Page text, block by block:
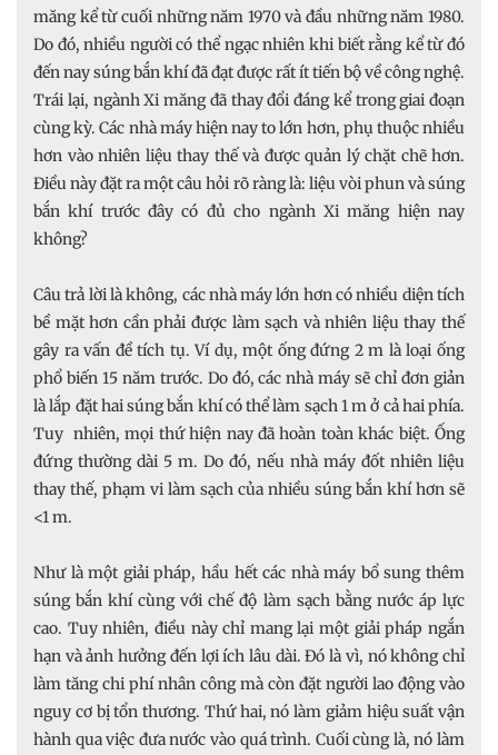
măng kể từ cuối những năm 1970 và đầu những năm 1980.
Do đó, nhiều người có thể ngạc nhiên khi biết rằng kể từ đó
đến nay súng bắn khí đã đạt được rất ít tiến bộ về công nghệ.
Trái lại, ngành Xi măng đã thay đổi đáng kể trong giai đoạn
cùng kỳ. Các nhà máy hiện nay to lớn hơn, phụ thuộc nhiều
hơn vào nhiên liệu thay thế và được quản lý chặt chẽ hơn.
Điều này đặt ra một câu hỏi rõ ràng là: liệu vòi phun và súng
bắn khí trước đây có đủ cho ngành Xi măng hiện nay
không?
Câu trả lời là không, các nhà máy lớn hơn có nhiều diện tích
bề mặt hơn cần phải được làm sạch và nhiên liệu thay thế
gây ra vấn đề tích tụ. Ví dụ, một ống đứng 2 m là loại ống
phổ biến 15 năm trước. Do đó, các nhà máy sẽ chỉ đơn giản
là lắp đặt hai súng bắn khí có thể làm sạch 1 m ở cả hai phía.
Tuy nhiên, mọi thứ hiện nay đã hoàn toàn khác biệt. Ống
đứng thường dài 5 m. Do đó, nếu nhà máy đốt nhiên liệu
thay thế, phạm vi làm sạch của nhiều súng bắn khí hơn sẽ
<1 m.
Như là một giải pháp, hầu hết các nhà máy bổ sung thêm
súng bắn khí cùng với chế độ làm sạch bằng nước áp lực
cao. Tuy nhiên, điều này chỉ mang lại một giải pháp ngắn
hạn và ảnh hưởng đến lợi ích lâu dài. Đó là vì, nó không chỉ
làm tăng chi phí nhân công mà còn đặt người lao động vào
nguy cơ bị tổn thương. Thứ hai, nó làm giảm hiệu suất vận
hành qua việc đưa nước vào quá trình. Cuối cùng là, nó làm